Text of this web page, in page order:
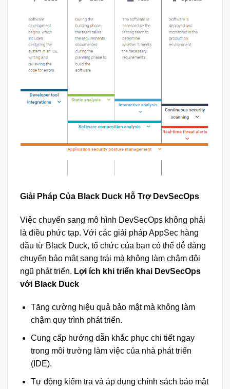
Giải Pháp Của Black Duck Hỗ Trợ DevSecOps
Việc chuyển sang mô hình DevSecOps không phải
là điều phức tạp. Với các giải pháp AppSec hàng
đầu từ Black Duck, tổ chức của bạn có thể dễ dàng
chuyển bảo mật sang trái mà không làm chậm đội
ngũ phát triển. Lợi ích khi triển khai DevSecOps
với Black Duck
Tăng cường hiệu quả bảo mật mà không làm
chậm quy trình phát triển.
Cung cấp hướng dẫn khắc phục chi tiết ngay
trong môi trường làm việc của nhà phát triển
(IDE).
Tự động kiểm tra và áp dụng chính sách bảo mật